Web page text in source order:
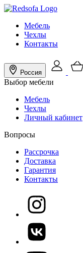
Мебель
Чехлы
Контакты
Россия
Выбор мебели
Мебель
Чехлы
Личный кабинет
Вопросы
Рассрочка
Доставка
Гарантия
Контакты